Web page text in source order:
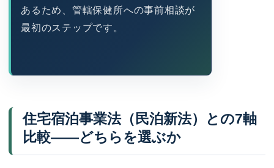
あるため、管轄保健所への事前相談が
最初のステップです。
住宅宿泊事業法（民泊新法）との7軸
比較——どちらを選ぶか